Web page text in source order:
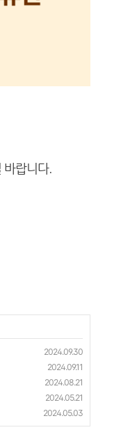
바랍니다.
2024.09.30
2024.09.11
2024.08.21
2024.05.21
2024.05.03